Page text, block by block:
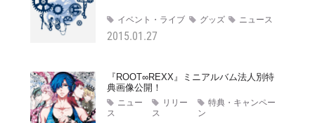
2015.01.27
イベント・ライブ グッズ ニュース
『ROOT∞REXX』ミニアルバム法人別特
典画像公開！
ニュー
ス
リリー
ス
特典・キャンペー
ン